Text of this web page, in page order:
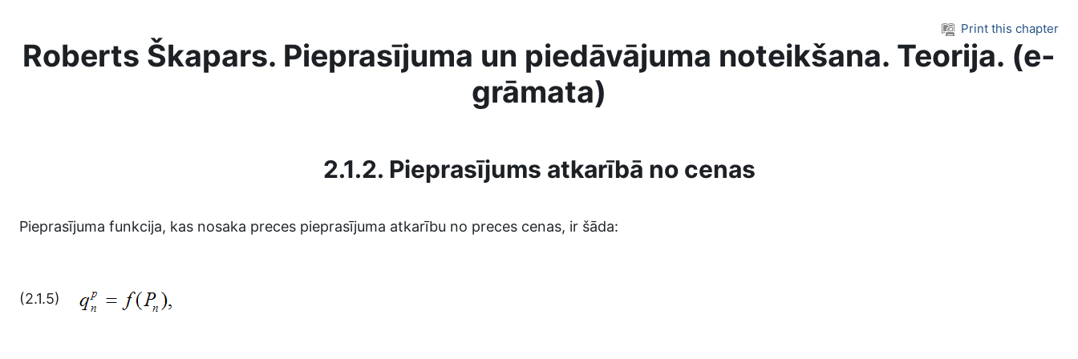
Print this chapter
Roberts Škapars. Pieprasījuma un piedāvājuma noteikšana. Teorija. (e-
grāmata)
2.1.2. Pieprasījums atkarībā no cenas
Pieprasījuma funkcija, kas nosaka preces pieprasījuma atkarību no preces cenas, ir šāda:
(2.1.5)